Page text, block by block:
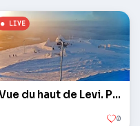
Vue du haut de Levi. Panorama de Lévi.
0